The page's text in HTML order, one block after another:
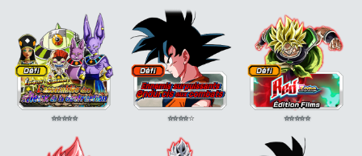
⭐⭐⭐⭐⭐ ⭐⭐⭐⭐⭐ ⭐⭐⭐⭐⭐